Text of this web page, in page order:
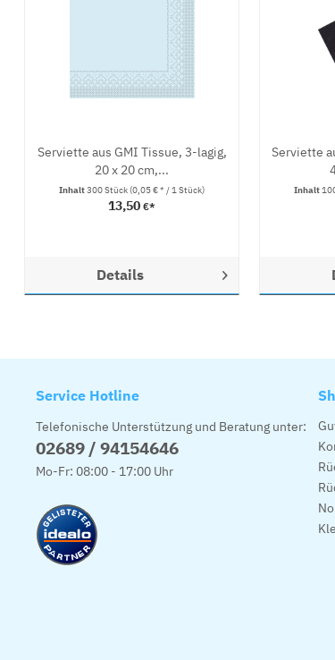
Serviette aus GMI Tissue, 3-lagig,
20 x 20 cm,...
Inhalt300 Stück(0,05 € * / 1 Stück)
13,50€*
Details
Serviette
Inhalt
Service Hotline
Telefonische Unterstützung und Beratung unter:
02689 / 94154646
Mo-Fr: 08:00 - 17:00 Uhr